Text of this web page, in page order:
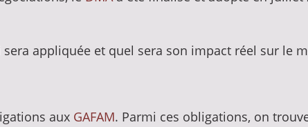
appliquée et quel sera son impact réel sur le
aux GAFAM. Parmi ces obligations, on